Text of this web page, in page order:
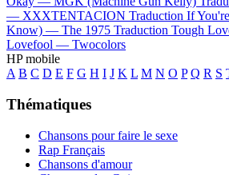
— XXXTENTACION Traduction If
Know) — The 1975 Traduction Tough
Lovefool — Twocolors
HP mobile
A B C D E F G H I J K L M N O P Q R S
Thématiques
Chansons pour faire le sexe
Rap Français
Chansons d'amour